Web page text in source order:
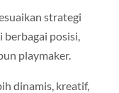
strategi
posisi,
playmaker.
dinamis, kreatif,